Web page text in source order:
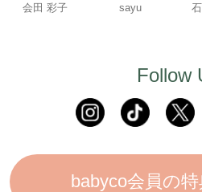
会田 彩子 sayu
Follow
babyco会員の